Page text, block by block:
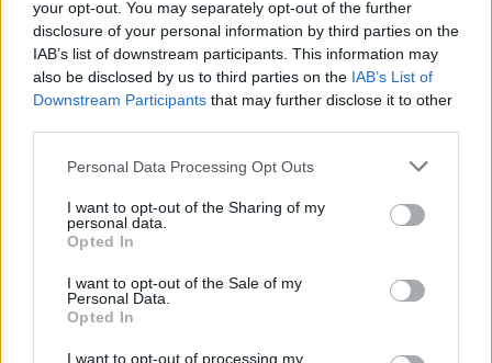
your opt-out. You may separately opt-out of the further
disclosure of your personal information by third parties on the
IAB’s list of downstream participants. This information may
also be disclosed by us to third parties on the IAB’s List of
Downstream Participants that may further disclose it to other
Personal Data Processing Opt Outs
I want to opt-out of the Sharing of my
personal data.
Opted In
I want to opt-out of the Sale of my
Personal Data.
Opted In
I want to opt-out of processing my
Esim for Global|Esim for Europe|
Esim for Caribbean